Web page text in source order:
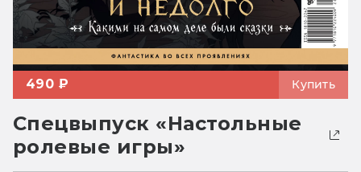
490 ₽ Купить
Спецвыпуск «Настольные
ролевые игры»